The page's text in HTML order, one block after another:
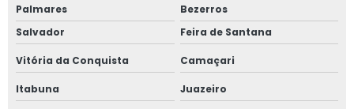
Palmares
Bezerros
Salvador
Feira de Santana
Vitória da Conquista Camaçari
Itabuna Juazeiro